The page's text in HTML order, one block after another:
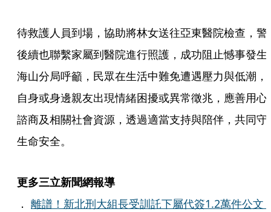
待救護人員到場，協助將林女送往亞東醫院檢查，警
後續也聯繫家屬到醫院進行照護，成功阻止憾事發生
海山分局呼籲，民眾在生活中難免遭遇壓力與低潮，
自身或身邊親友出現情緒困擾或異常徵兆，應善用心
諮商及相關社會資源，透過適當支持與陪伴，共同守
生命安全。
更多三立新聞網報導
． 離譜！新北刑大組長受訓託下屬代簽1.2萬件公